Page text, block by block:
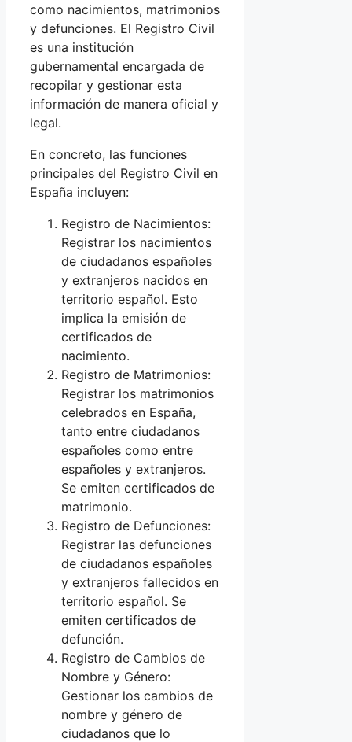
como nacimientos, matrimonios
y defunciones. El Registro Civil
es una institución
gubernamental encargada de
recopilar y gestionar esta
información de manera oficial y
legal.
En concreto, las funciones
principales del Registro Civil en
España incluyen:
Registro de Nacimientos:
Registrar los nacimientos
de ciudadanos españoles
y extranjeros nacidos en
territorio español. Esto
implica la emisión de
certificados de
nacimiento.
Registro de Matrimonios:
Registrar los matrimonios
celebrados en España,
tanto entre ciudadanos
españoles como entre
españoles y extranjeros.
Se emiten certificados de
matrimonio.
Registro de Defunciones:
Registrar las defunciones
de ciudadanos españoles
y extranjeros fallecidos en
territorio español. Se
emiten certificados de
defunción.
Registro de Cambios de
Nombre y Género:
Gestionar los cambios de
nombre y género de
ciudadanos que lo